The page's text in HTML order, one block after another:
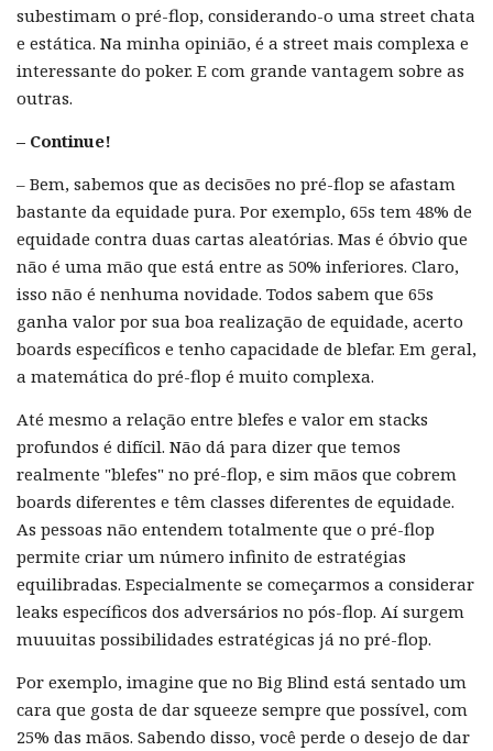
subestimam o pré-flop, considerando-o uma street chata
e estática. Na minha opinião, é a street mais complexa e
interessante do poker. E com grande vantagem sobre as
outras.
– Continue!
– Bem, sabemos que as decisões no pré-flop se afastam
bastante da equidade pura. Por exemplo, 65s tem 48% de
equidade contra duas cartas aleatórias. Mas é óbvio que
não é uma mão que está entre as 50% inferiores. Claro,
isso não é nenhuma novidade. Todos sabem que 65s
ganha valor por sua boa realização de equidade, acerto
boards específicos e tenho capacidade de blefar. Em geral,
a matemática do pré-flop é muito complexa.
Até mesmo a relação entre blefes e valor em stacks
profundos é difícil. Não dá para dizer que temos
realmente "blefes" no pré-flop, e sim mãos que cobrem
boards diferentes e têm classes diferentes de equidade.
As pessoas não entendem totalmente que o pré-flop
permite criar um número infinito de estratégias
equilibradas. Especialmente se começarmos a considerar
leaks específicos dos adversários no pós-flop. Aí surgem
muuuitas possibilidades estratégicas já no pré-flop.
Por exemplo, imagine que no Big Blind está sentado um
cara que gosta de dar squeeze sempre que possível, com
25% das mãos. Sabendo disso, você perde o desejo de dar